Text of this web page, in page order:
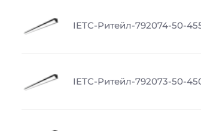
IETC-Ритейл-792074-50-
IETC-Ритейл-792073-50-